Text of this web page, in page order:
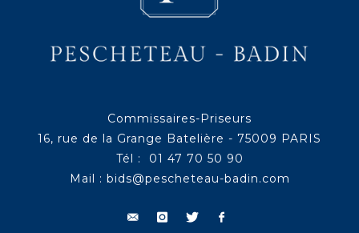
Commissaires-Priseurs
16, rue de la Grange Batelière - 75009 PARIS
Tél : 01 47 70 50 90
Mail : bids@pescheteau-badin.com